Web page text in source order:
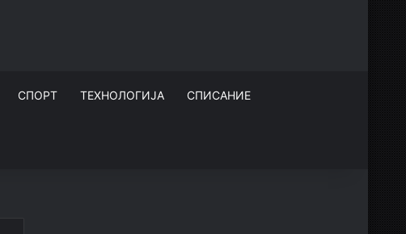
СПОРТ ТЕХНОЛОГИЈА СПИСАНИЕ